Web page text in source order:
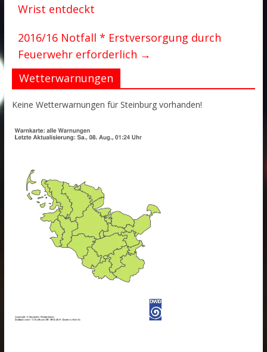
Wrist entdeckt
2016/16 Notfall * Erstversorgung durch
Feuerwehr erforderlich →
Wetterwarnungen
Keine Wetterwarnungen für Steinburg vorhanden!